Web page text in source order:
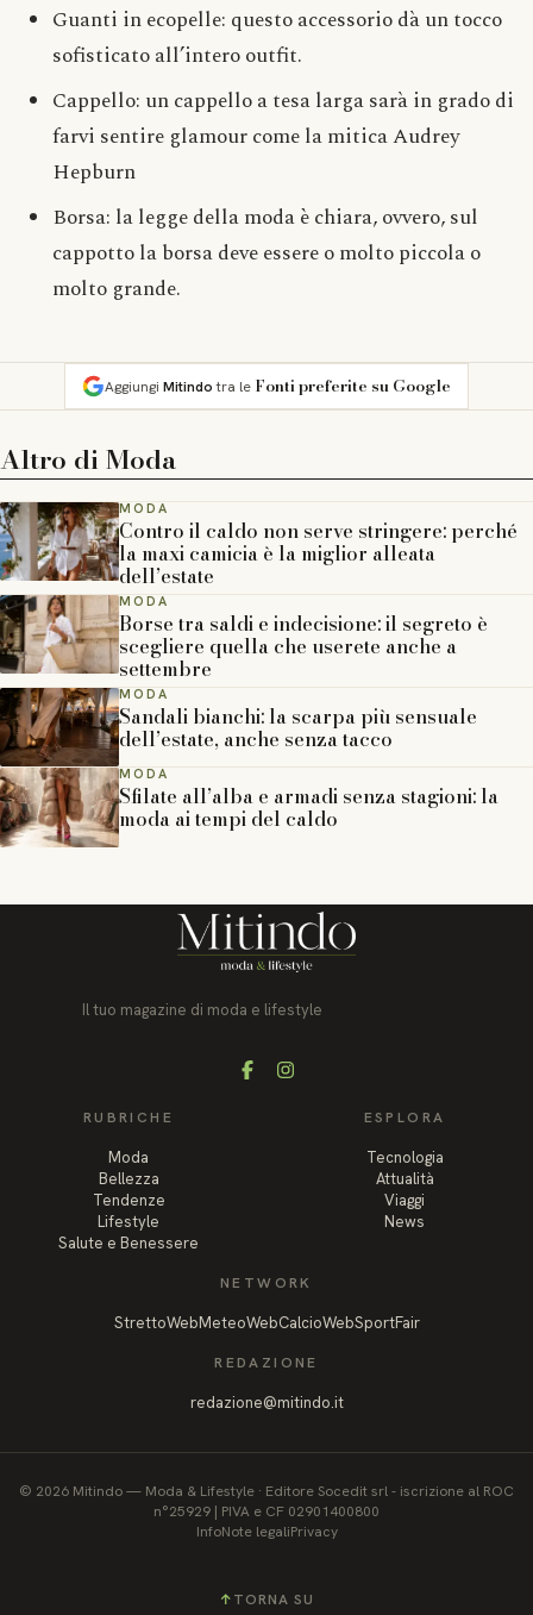
Guanti in ecopelle: questo accessorio dà un tocco
sofisticato all’intero outfit.
Cappello: un cappello a tesa larga sarà in grado di
farvi sentire glamour come la mitica Audrey
Hepburn
Borsa: la legge della moda è chiara, ovvero, sul
cappotto la borsa deve essere o molto piccola o
molto grande.
Aggiungi Mitindotra le Fonti preferite su Google
Altro di Moda
MODA
Contro il caldo non serve stringere: perché
la maxi camicia è la miglior alleata
dell’estate
MODA
Borse tra saldi e indecisione: il segreto è
scegliere quella che userete anche a
settembre
MODA
Sandali bianchi: la scarpa più sensuale
dell’estate, anche senza tacco
MODA
Sfilate all’alba e armadi senza stagioni: la
moda ai tempi del caldo
Il tuo magazine di moda e lifestyle
FacebookInstagram
RUBRICHE
Moda
Bellezza
Tendenze
Lifestyle
Salute e Benessere
ESPLORA
Tecnologia
Attualità
Viaggi
News
NETWORK
StrettoWebMeteoWebCalcioWebSportFair
REDAZIONE
redazione@mitindo.it
© 2026 Mitindo— Moda & Lifestyle · Editore Socedit srl - iscrizione al ROC
n°25929 | PIVA e CF 02901400800
InfoNote legaliPrivacy
↑TORNA SU